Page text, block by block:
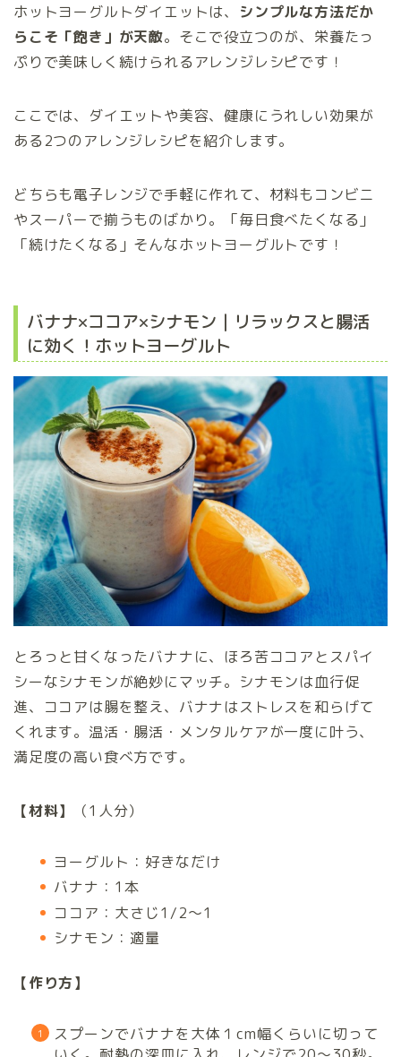
ホットヨーグルトダイエットは、 シンプルな方法だか
らこそ「飽き」が天敵。そこで役立つのが、栄養たっ
ぷりで美味しく続けられるアレンジレシピです！
ここでは、ダイエットや美容、健康にうれしい効果が
ある2つのアレンジレシピを紹介します。
どちらも電子レンジで手軽に作れて、材料もコンビニ
やスーパーで揃うものばかり。「毎日食べたくなる」
「続けたくなる」そんなホットヨーグルトです！
バナナ×ココア×シナモン｜リラックスと腸活
に効く！ホットヨーグルト
とろっと甘くなったバナナに、ほろ苦ココアとスパイ
シーなシナモンが絶妙にマッチ。シナモンは血行促
進、ココアは腸を整え、バナナはストレスを和らげて
くれます。温活・腸活・メンタルケアが一度に叶う、
満足度の高い食べ方です。
【材料】 （1人分）
ヨーグルト：好きなだけ
バナナ：1本
ココア：大さじ1/2〜1
シナモン：適量
【作り方】
スプーンでバナナを大体１cm幅くらいに切って